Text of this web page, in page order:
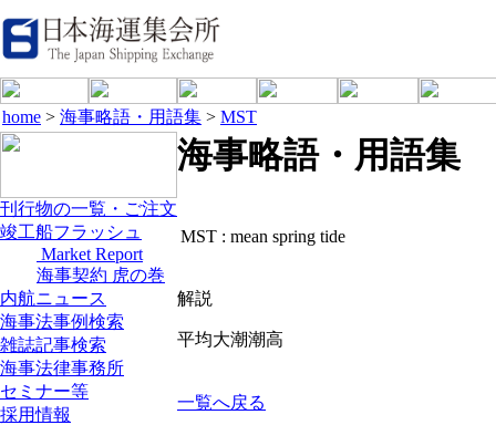
home > 海事略語・用語集 > MST
刊行物の一覧・ご注文
竣工船フラッシュ
Market Report
海事契約 虎の巻
内航ニュース
海事法事例検索
雑誌記事検索
海事法律事務所
セミナー等
採用情報
海事略語・用語集
MST : mean spring tide
解説
平均大潮潮高
一覧へ戻る